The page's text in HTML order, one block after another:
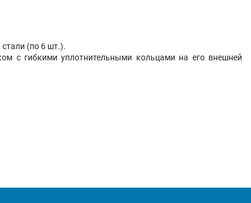
(по 6 шт.).
с гибкими уплотнительными кольцами на его внешней